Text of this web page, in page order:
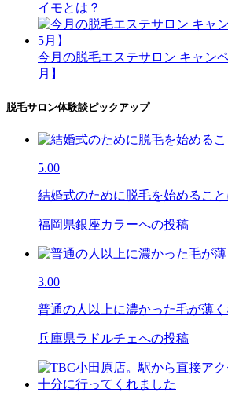
イモとは？
今月の脱毛エステサロン キャン
月】
脱毛サロン体験談ピックアップ
5.00
結婚式のために脱毛を始めること
福岡県銀座カラーへの投稿
3.00
普通の人以上に濃かった毛が薄
兵庫県ラドルチェへの投稿